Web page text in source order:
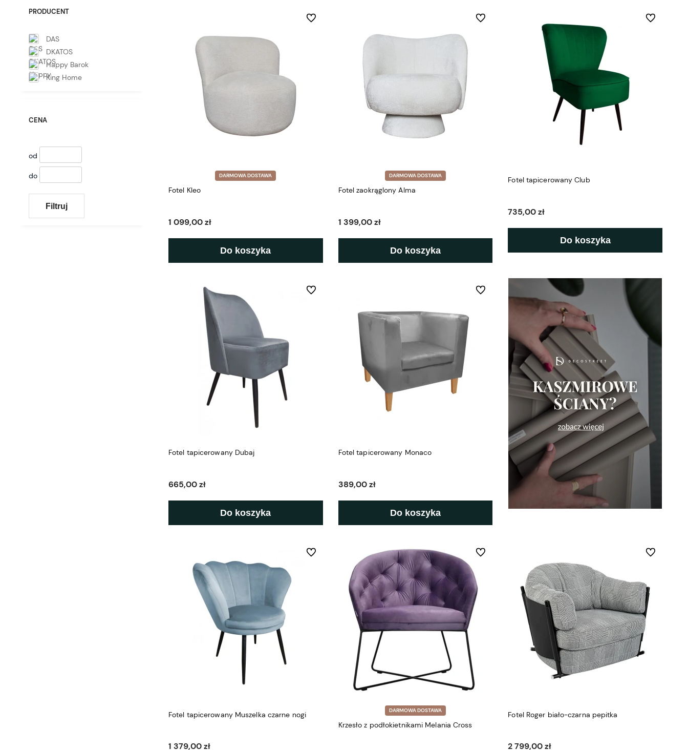
PRODUCENT
DAS
DKATOS
Happy Barok
King Home
CENA
od
do
Filtruj
DARMOWA DOSTAWA
Fotel Kleo
1 099,00 zł
Do koszyka
Do ulubionych
DARMOWA DOSTAWA
Fotel zaokrąglony Alma
1 399,00 zł
Do koszyka
Do ulubionych
Fotel tapicerowany Club
735,00 zł
Do koszyka
Do ulubionych
Fotel tapicerowany Dubaj
665,00 zł
Do koszyka
Do ulubionych
Fotel tapicerowany Monaco
389,00 zł
Do koszyka
Do ulubionych
Fotel tapicerowany Muszelka czarne nogi
1 379,00 zł
Do ulubionych
DARMOWA DOSTAWA
Krzesło z podłokietnikami Melania Cross
Do ulubionych
Fotel Roger biało-czarna pepitka
2 799,00 zł
Do ulubionych